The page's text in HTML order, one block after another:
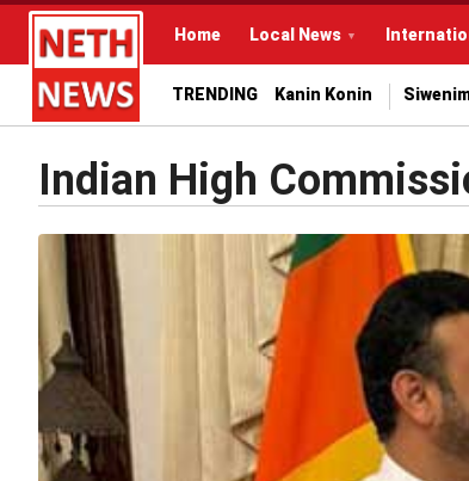
Home Local News
TRENDING Kanin Konin
Indian High